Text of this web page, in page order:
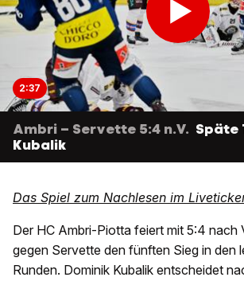
2:37
Ambri – Servette 5:4 n.V. Späte
Kubalik
Das Spiel zum Nachlesen im
Der HC Ambri-Piotta feiert mit 5:4 nach
gegen Servette den fünften Sieg in den
Runden. Dominik Kubalik entscheidet